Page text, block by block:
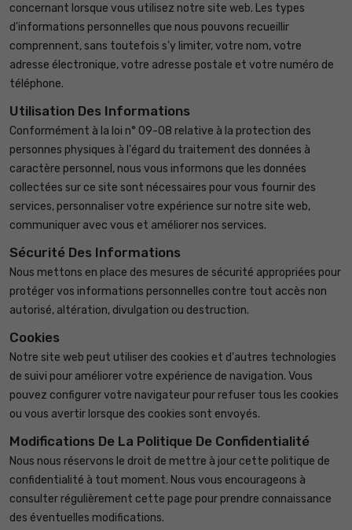
concernant lorsque vous utilisez notre site web. Les types
d'informations personnelles que nous pouvons recueillir
comprennent, sans toutefois s'y limiter, votre nom, votre
adresse électronique, votre adresse postale et votre numéro de
téléphone.
Utilisation Des Informations
Conformément à la loi n° 09-08 relative à la protection des
personnes physiques à l'égard du traitement des données à
caractère personnel, nous vous informons que les données
collectées sur ce site sont nécessaires pour vous fournir des
services, personnaliser votre expérience sur notre site web,
communiquer avec vous et améliorer nos services.
Sécurité Des Informations
Nous mettons en place des mesures de sécurité appropriées pour
protéger vos informations personnelles contre tout accès non
autorisé, altération, divulgation ou destruction.
Cookies
Notre site web peut utiliser des cookies et d'autres technologies
de suivi pour améliorer votre expérience de navigation. Vous
pouvez configurer votre navigateur pour refuser tous les cookies
ou vous avertir lorsque des cookies sont envoyés.
Modifications De La Politique De Confidentialité
Nous nous réservons le droit de mettre à jour cette politique de
confidentialité à tout moment. Nous vous encourageons à
consulter régulièrement cette page pour prendre connaissance
des éventuelles modifications.